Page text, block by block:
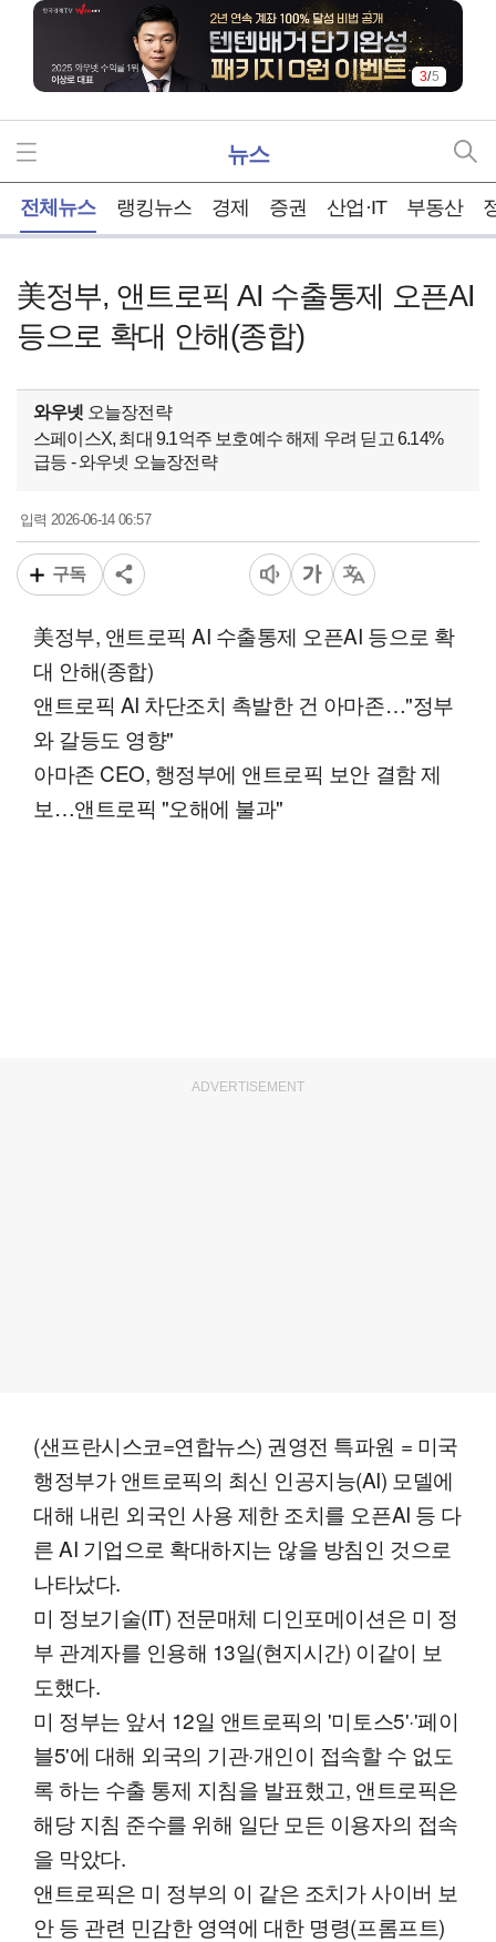
3/5
뉴스
전체뉴스 랭킹뉴스 경제 증권 산업·IT 부동산
美정부, 앤트로픽 AI 수출통제 오픈AI
등으로 확대 안해(종합)
와우넷 오늘장전략
스페이스X, 최대 9.1억주 보호예수 해제 우려 딛고 6.14%
급등 - 와우넷 오늘장전략
입력2026-06-14 06:57
구독
美정부, 앤트로픽 AI 수출통제 오픈AI 등으로 확
대 안해(종합)
앤트로픽 AI 차단조치 촉발한 건 아마존…"정부
와 갈등도 영향"
아마존 CEO, 행정부에 앤트로픽 보안 결함 제
보…앤트로픽 "오해에 불과"
ADVERTISEMENT
(샌프란시스코=연합뉴스) 권영전 특파원 = 미국
행정부가 앤트로픽의 최신 인공지능(AI) 모델에
대해 내린 외국인 사용 제한 조치를 오픈AI 등 다
른 AI 기업으로 확대하지는 않을 방침인 것으로
나타났다.
미 정보기술(IT) 전문매체 디인포메이션은 미 정
부 관계자를 인용해 13일(현지시간) 이같이 보
도했다.
미 정부는 앞서 12일 앤트로픽의 '미토스5'·'페이
블5'에 대해 외국의 기관·개인이 접속할 수 없도
록 하는 수출 통제 지침을 발표했고, 앤트로픽은
해당 지침 준수를 위해 일단 모든 이용자의 접속
을 막았다.
앤트로픽은 미 정부의 이 같은 조치가 사이버 보
안 등 관련 민감한 영역에 대한 명령(프롬프트)